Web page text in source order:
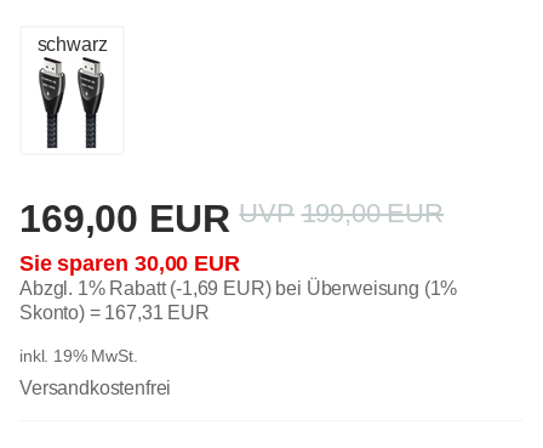
schwarz
199,00 EUR
30,00 EUR
169,00 EUR
Abzgl. 1% Rabatt (-1,69 EUR) bei Überweisung (1%
Skonto) = 167,31 EUR
inkl. 19% MwSt.
Versandkostenfrei